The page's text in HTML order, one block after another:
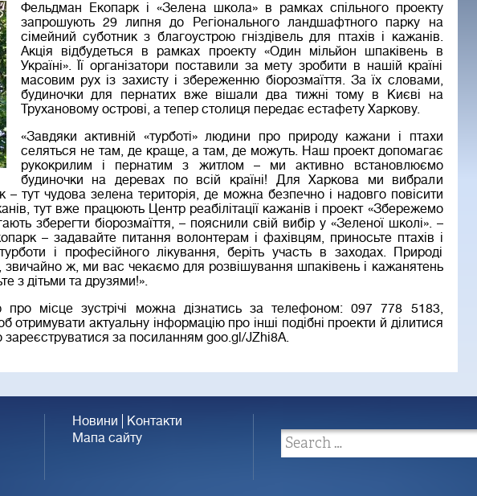
Фельдман Екопарк і «Зелена школа» в рамках спільного проекту
запрошують 29 липня до Регіонального ландшафтного парку на
сімейний суботник з благоустрою гніздівель для птахів і кажанів.
Акція відбудеться в рамках проекту «Один мільйон шпаківень в
Україні». Її організатори поставили за мету зробити в нашій країні
масовим рух із захисту і збереженню біорозмаїття. За їх словами,
будиночки для пернатих вже вішали два тижні тому в Києві на
Трухановому острові, а тепер столиця передає естафету Харкову.
«Завдяки активній «турботі» людини про природу кажани і птахи
селяться не там, де краще, а там, де можуть. Наш проект допомагає
рукокрилим і пернатим з житлом – ми активно встановлюємо
будиночки на деревах по всій країні! Для Харкова ми вибрали
тут чудова зелена територія, де можна безпечно і надовго повісити
тут вже працюють Центр реабілітації кажанів і проект «Збережемо
зберегти біорозмаїття, – пояснили свій вибір у «Зеленої школі». –
– задавайте питання волонтерам і фахівцям, приносьте птахів і
і професійного лікування, беріть участь в заходах. Природі
звичайно ж, ми вас чекаємо для розвішування шпаківень і кажанятень
з дітьми та друзями!».
про місце зустрічі можна дізнатись за телефоном: 097 778 5183,
отримувати актуальну інформацію про інші подібні проекти й ділитися
зареєструватися за посиланням goo.gl/JZhi8A.
Новини
Контакти
Мапа сайту